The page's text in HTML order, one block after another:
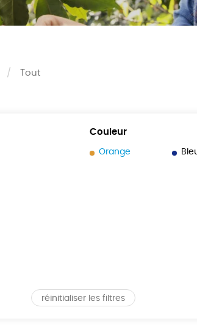
Tout
Couleur
Orange
réinitialiser les filtres